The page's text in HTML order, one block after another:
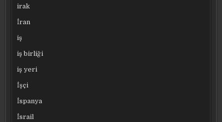
irak
İran
iş
iş birliği
iş yeri
İşçi
İspanya
İsrail